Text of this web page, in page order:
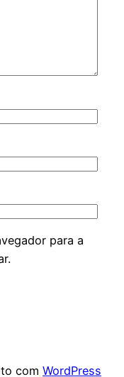
para a
com WordPress